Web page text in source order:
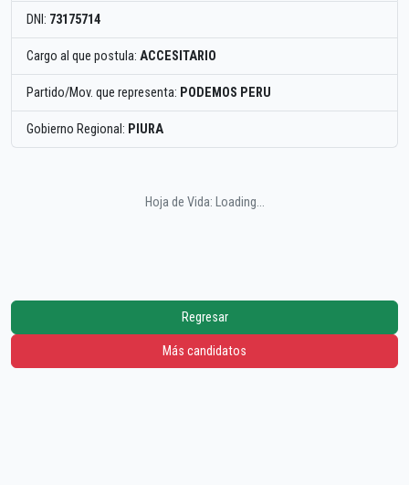
DNI: 73175714
Cargo al que postula: ACCESITARIO
Partido/Mov. que representa: PODEMOS PERU
Gobierno Regional: PIURA
Hoja de Vida: Loading...
Regresar
Más candidatos